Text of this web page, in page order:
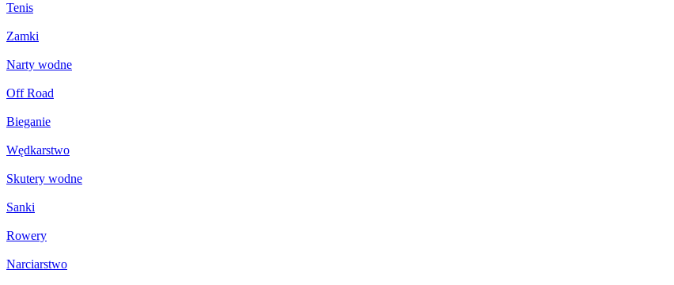
Tenis
Zamki
Narty wodne
Off Road
Bieganie
Wędkarstwo
Skutery wodne
Sanki
Rowery
Narciarstwo